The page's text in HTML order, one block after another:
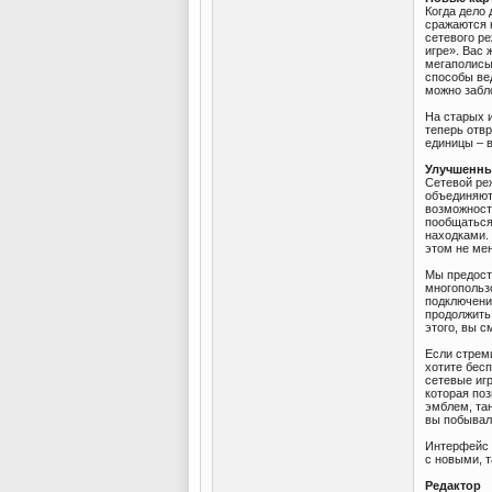
Когда дело
сражаются
сетевого
игре». Вас
способы
можно
На старых
теперь
единицы –
Сетевой
находками.
этом не
Мы
этого, вы
Если
хотите
сетевые
которая
эмблем,
вы
Интерфейс
с новыми,
Редактор